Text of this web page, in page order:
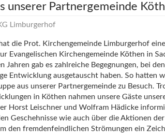
unserer Partnergemeinde
Limburgerhof
die Prot. Kirchengemeinde Limburgerhof eine
Evangelischen Kirchengemeinde Köthen in
Jahren gab es zahlreiche Begegnungen, bei
Entwicklung ausgetauscht haben. So hatten
aus unserer Partnergemeinde zu Besuch.
in Köthen nahmen unsere Gäste
Horst Leischner und Wolfram Hädicke
Geschehnisse wie auch über die Aktionen der
den fremdenfeindlichen Strömungen ein